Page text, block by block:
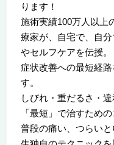
ります！
施術実績100万人以上
療家が、自宅で、自
やセルフケアを伝授。
症状改善への最短経
す。
しびれ・重だるさ・
「最短」で治すため
普段の痛い、つらい